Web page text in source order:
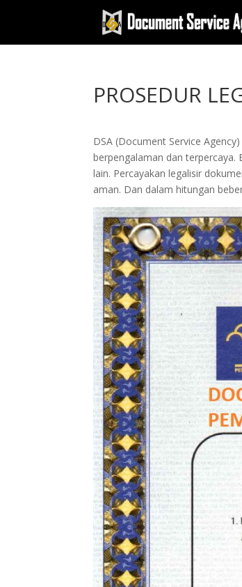
PROSEDUR
DSA (Document Service
berpengalaman dan terpercaya.
lain. Percayakan legalisir
aman. Dan dalam hitungan